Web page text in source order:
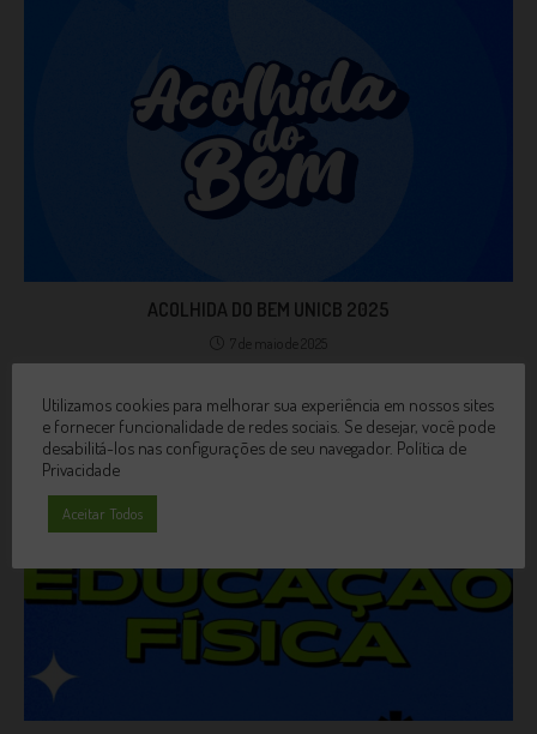
ACOLHIDA DO BEM UNICB 2025
7 de maio de 2025
Utilizamos cookies para melhorar sua experiência em nossos sites
e fornecer funcionalidade de redes sociais. Se desejar, você pode
desabilitá-los nas configurações de seu navegador. Política de
Privacidade
Aceitar Todos